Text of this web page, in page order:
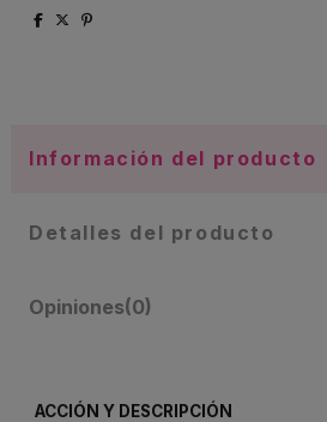
Información del producto
Detalles del producto
Opiniones(0)
ACCIÓN Y DESCRIPCIÓN